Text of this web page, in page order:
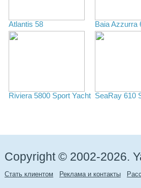
Atlantis 58 Baia Azzurra
Riviera 5800 Sport Yacht SeaRay 610
Copyright © 2002-2026.
Стать клиентом Реклама и контакты